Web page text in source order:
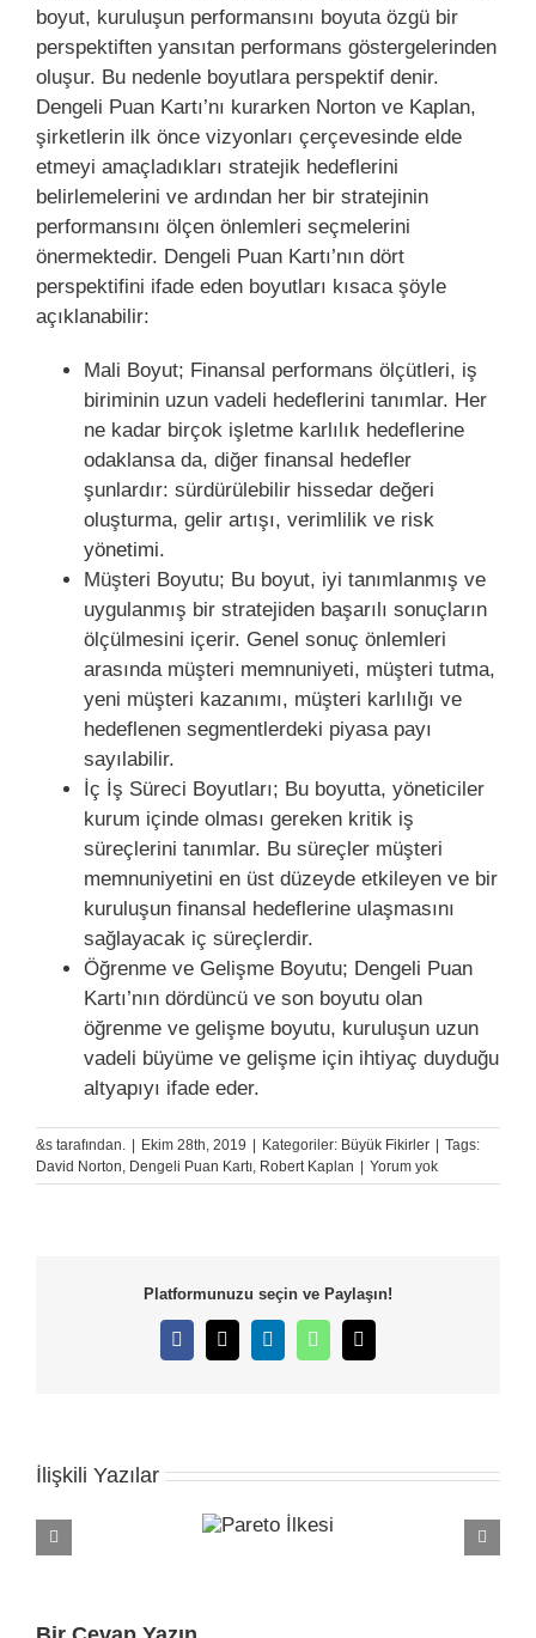
boyut, kuruluşun performansını boyuta özgü bir
perspektiften yansıtan performans göstergelerinden
oluşur. Bu nedenle boyutlara perspektif denir.
Dengeli Puan Kartı’nı kurarken Norton ve Kaplan,
şirketlerin ilk önce vizyonları çerçevesinde elde
etmeyi amaçladıkları stratejik hedeflerini
belirlemelerini ve ardından her bir stratejinin
performansını ölçen önlemleri seçmelerini
önermektedir. Dengeli Puan Kartı’nın dört
perspektifini ifade eden boyutları kısaca şöyle
açıklanabilir:
Mali Boyut; Finansal performans ölçütleri, iş
biriminin uzun vadeli hedeflerini tanımlar. Her
ne kadar birçok işletme karlılık hedeflerine
odaklansa da, diğer finansal hedefler
şunlardır: sürdürülebilir hissedar değeri
oluşturma, gelir artışı, verimlilik ve risk
yönetimi.
Müşteri Boyutu; Bu boyut, iyi tanımlanmış ve
uygulanmış bir stratejiden başarılı sonuçların
ölçülmesini içerir. Genel sonuç önlemleri
arasında müşteri memnuniyeti, müşteri tutma,
yeni müşteri kazanımı, müşteri karlılığı ve
hedeflenen segmentlerdeki piyasa payı
sayılabilir.
İç İş Süreci Boyutları; Bu boyutta, yöneticiler
kurum içinde olması gereken kritik iş
süreçlerini tanımlar. Bu süreçler müşteri
memnuniyetini en üst düzeyde etkileyen ve bir
kuruluşun finansal hedeflerine ulaşmasını
sağlayacak iç süreçlerdir.
Öğrenme ve Gelişme Boyutu; Dengeli Puan
Kartı’nın dördüncü ve son boyutu olan
öğrenme ve gelişme boyutu, kuruluşun uzun
vadeli büyüme ve gelişme için ihtiyaç duyduğu
altyapıyı ifade eder.
&s tarafından. | Ekim 28th, 2019 | Kategoriler: Büyük Fikirler | Tags:
David Norton, Dengeli Puan Kartı, Robert Kaplan | Yorum yok
Platformunuzu seçin ve Paylaşın!
Facebook
X LinkedInWhatsApp
E-
posta
İlişkili Yazılar